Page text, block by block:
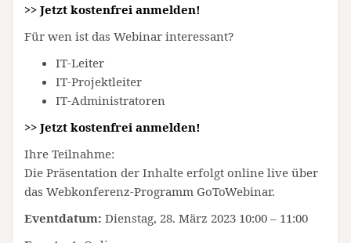
>> Jetzt kostenfrei anmelden!
Für wen ist das Webinar interessant?
IT-Leiter
IT-Projektleiter
IT-Administratoren
>> Jetzt kostenfrei anmelden!
Ihre Teilnahme:
Die Präsentation der Inhalte erfolgt online live über
das Webkonferenz-Programm GoToWebinar.
Eventdatum: Dienstag, 28. März 2023 10:00 – 11:00